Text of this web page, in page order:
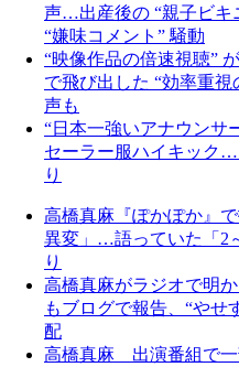
声…出産後の “親子ビキ
“嫌味コメント” 騒動
“映像作品の倍速視聴”
で飛び出した “効率重
声も
“日本一強いアナウンサ
セーラー服ハイキック
り
高橋真麻『ぽかぽか』
異変」…語っていた「2
り
高橋真麻がラジオで明
もブログで報告、“やせ
配
高橋真麻 出演番組で一